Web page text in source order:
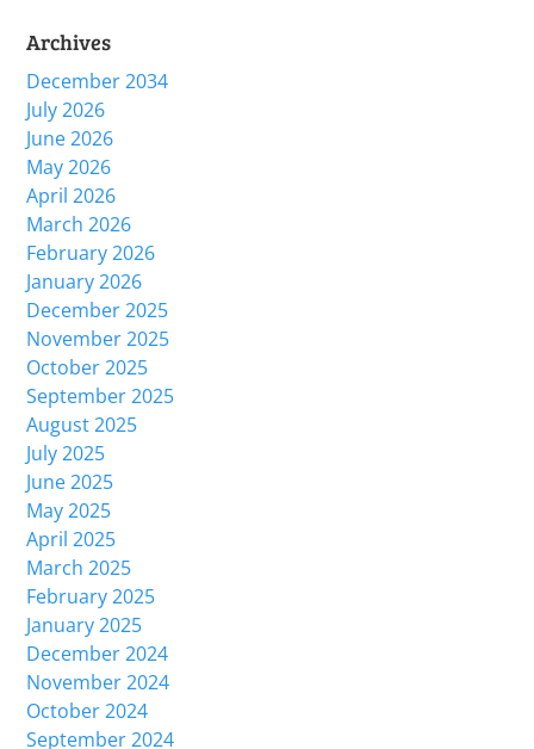
Archives
December 2034
July 2026
June 2026
May 2026
April 2026
March 2026
February 2026
January 2026
December 2025
November 2025
October 2025
September 2025
August 2025
July 2025
June 2025
May 2025
April 2025
March 2025
February 2025
January 2025
December 2024
November 2024
October 2024
September 2024